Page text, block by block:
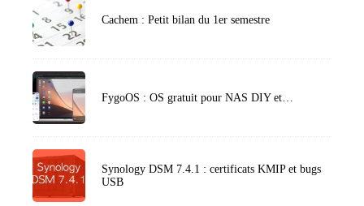
Cachem : Petit bilan du 1er semestre
FygoOS : OS gratuit pour NAS DIY et…
Synology DSM 7.4.1 : certificats KMIP et bugs
USB